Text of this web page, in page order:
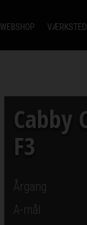
WEBSHOP VÆRKSTED
Cabby
F3
Årgang
A-mål